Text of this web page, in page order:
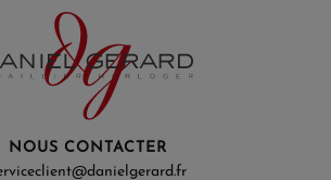
NOUS CONTACTER